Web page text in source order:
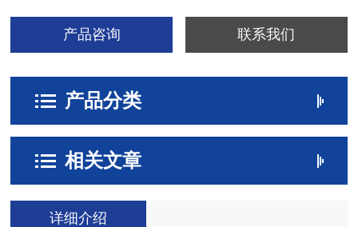
产品咨询 联系我们
产品分类
相关文章
详细介绍